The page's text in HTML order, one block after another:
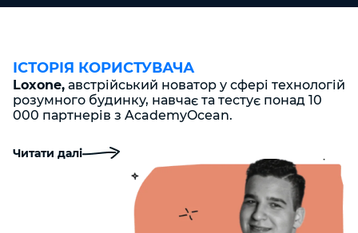
ІСТОРІЯ КОРИСТУВАЧА
Loxone, австрійський новатор у сфері технологій
розумного будинку, навчає та тестує понад 10
000 партнерів з AcademyOcean.
Читати далі